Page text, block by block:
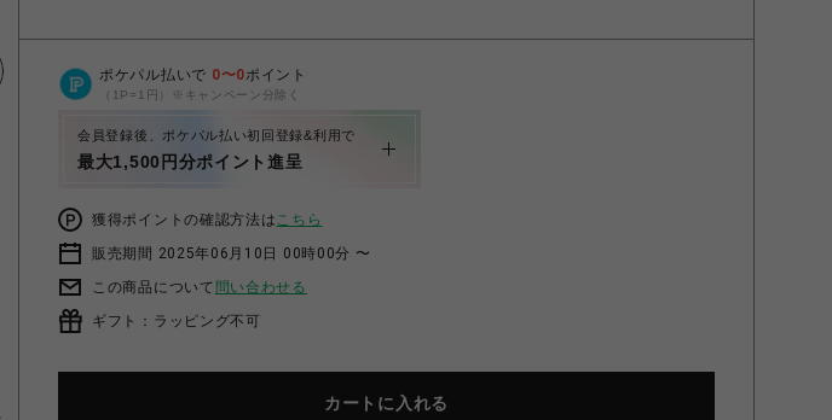
ポケパル払いで 0〜0ポイント
（1P=1円）※キャンペーン分除く
会員登録後、ポケパル払い初回登録&利用で
最大1,500円分ポイント進呈
獲得ポイントの確認方法はこちら
販売期間 2025年06月10日 00時00分 〜
この商品について 問い合わせる
ギフト：ラッピング不可
カートに入れる